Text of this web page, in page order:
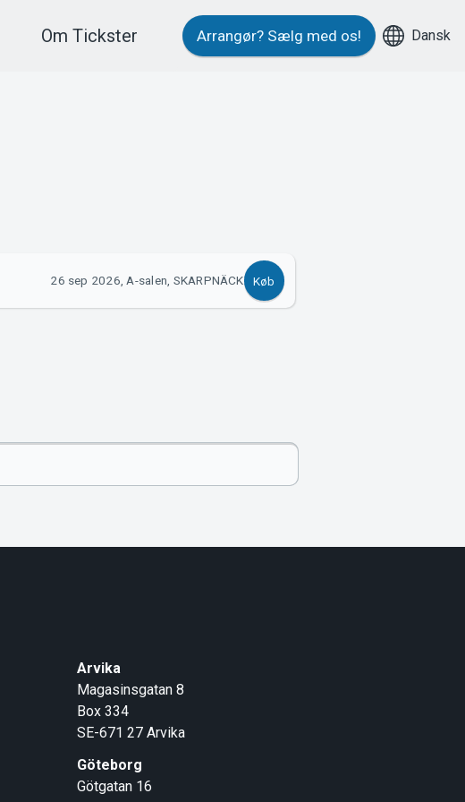
Om Tickster Arrangør? Sælg med os! Dansk
26 sep 2026, A-salen, SKARPNÄCK Køb
Arvika
Magasinsgatan 8
Box 334
SE-671 27 Arvika
Göteborg
Götgatan 16